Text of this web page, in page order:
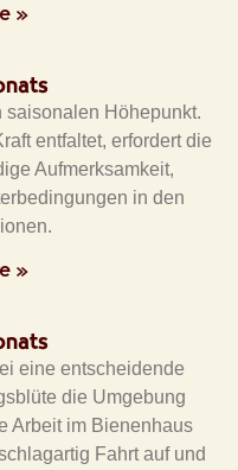
»
saisonalen Höhepunkt.
entfaltet, erfordert die
Aufmerksamkeit,
in den
»
eine entscheidende
die Umgebung
Arbeit im Bienenhaus
Fahrt auf und